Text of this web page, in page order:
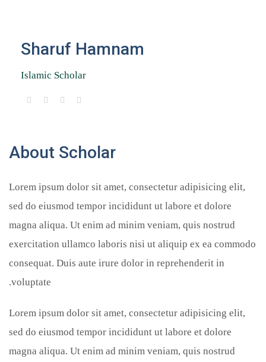
Sharuf Hamnam
Islamic Scholar
About Scholar
Lorem ipsum dolor sit amet, consectetur adipisicing elit,
sed do eiusmod tempor incididunt ut labore et dolore
magna aliqua. Ut enim ad minim veniam, quis nostrud
exercitation ullamco laboris nisi ut aliquip ex ea commodo
consequat. Duis aute irure dolor in reprehenderit in
voluptate.
Lorem ipsum dolor sit amet, consectetur adipisicing elit,
sed do eiusmod tempor incididunt ut labore et dolore
magna aliqua. Ut enim ad minim veniam, quis nostrud